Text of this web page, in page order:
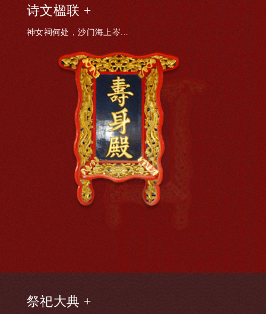
诗文楹联 +
神女祠何处，沙门海上岑...
祭祀大典 +